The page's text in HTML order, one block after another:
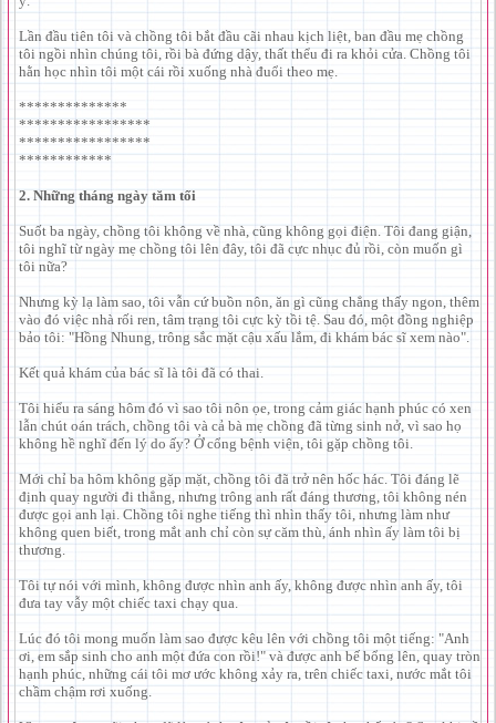
Lần đầu tiên tôi và chồng tôi bắt đầu cãi nhau kịch liệt, ban đầu mẹ chồng
tôi ngồi nhìn chúng tôi, rồi bà đứng dậy, thất thểu đi ra khỏi cửa. Chồng tôi
hằn học nhìn tôi một cái rồi xuống nhà đuổi theo mẹ.
**************
*****************
*****************
************
2. Những tháng ngày tăm tối
Suốt ba ngày, chồng tôi không về nhà, cũng không gọi điện. Tôi đang giận,
tôi nghĩ từ ngày mẹ chồng tôi lên đây, tôi đã cực nhục đủ rồi, còn muốn gì
tôi nữa?
Nhưng kỳ lạ làm sao, tôi vẫn cứ buồn nôn, ăn gì cũng chẳng thấy ngon, thêm
vào đó việc nhà rối ren, tâm trạng tôi cực kỳ tồi tệ. Sau đó, một đồng nghiệp
bảo tôi: "Hồng Nhung, trông sắc mặt cậu xấu lắm, đi khám bác sĩ xem nào".
Kết quả khám của bác sĩ là tôi đã có thai.
Tôi hiểu ra sáng hôm đó vì sao tôi nôn ọe, trong cảm giác hạnh phúc có xen
lẫn chút oán trách, chồng tôi và cả bà mẹ chồng đã từng sinh nở, vì sao họ
không hề nghĩ đến lý do ấy? Ở cổng bệnh viện, tôi gặp chồng tôi.
Mới chỉ ba hôm không gặp mặt, chồng tôi đã trở nên hốc hác. Tôi đáng lẽ
định quay người đi thẳng, nhưng trông anh rất đáng thương, tôi không nén
được gọi anh lại. Chồng tôi nghe tiếng thì nhìn thấy tôi, nhưng làm như
không quen biết, trong mắt anh chỉ còn sự căm thù, ánh nhìn ấy làm tôi bị
thương.
Tôi tự nói với mình, không được nhìn anh ấy, không được nhìn anh ấy, tôi
đưa tay vẫy một chiếc taxi chạy qua.
Lúc đó tôi mong muốn làm sao được kêu lên với chồng tôi một tiếng: "Anh
ơi, em sắp sinh cho anh một đứa con rồi!" và được anh bế bổng lên, quay tròn
hạnh phúc, những cái tôi mơ ước không xảy ra, trên chiếc taxi, nước mắt tôi
chầm chậm rơi xuống.